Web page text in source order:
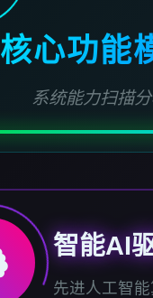
核心功能
系统能力扫描
智能AI
先进人工智